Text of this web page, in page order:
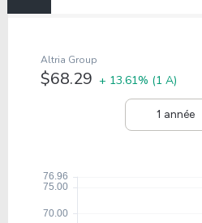
1 année
Altria Group
$68.29 + 13.61% (1 A)